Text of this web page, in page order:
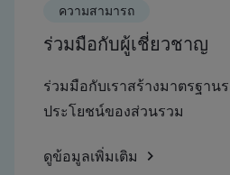
ความสามารถ
ร่วมมือกับผู้เชี่ยวชาญ
ร่วมมือกับเราสร้างมาตรฐาน
ประโยชน์ของส่วนรวม
ดูข้อมูลเพิ่มเติม